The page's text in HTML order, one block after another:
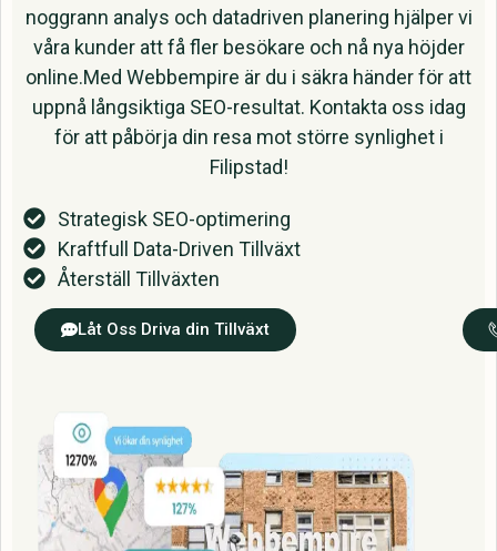
noggrann analys och datadriven planering hjälper vi
våra kunder att få fler besökare och nå nya höjder
online.Med Webbempire är du i säkra händer för att
uppnå långsiktiga SEO-resultat. Kontakta oss idag
för att påbörja din resa mot större synlighet i
Filipstad!
Strategisk SEO-optimering
Kraftfull Data-Driven Tillväxt
Återställ Tillväxten
Låt Oss Driva din Tillväxt